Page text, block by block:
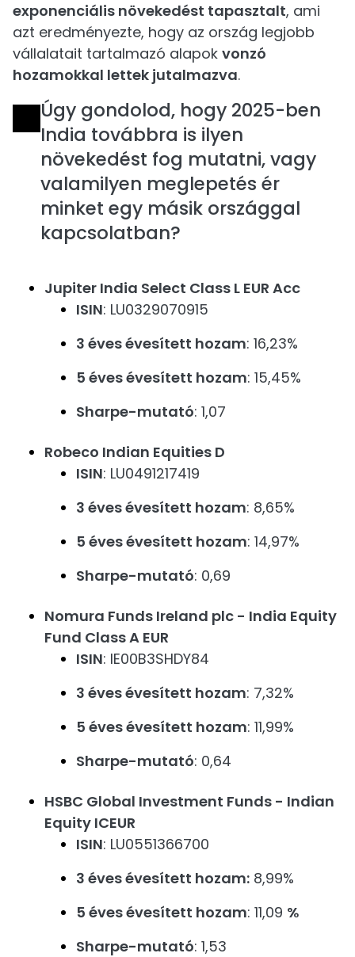
exponenciális növekedést tapasztalt, ami
azt eredményezte, hogy az ország legjobb
vállalatait tartalmazó alapok vonzó
hozamokkal lettek jutalmazva.
Úgy gondolod, hogy 2025-ben
India továbbra is ilyen
növekedést fog mutatni, vagy
valamilyen meglepetés ér
minket egy másik országgal
kapcsolatban?
Jupiter India Select Class L EUR Acc
ISIN: LU0329070915
3 éves évesített hozam: 16,23%
5 éves évesített hozam: 15,45%
Sharpe-mutató: 1,07
Robeco Indian Equities D
ISIN: LU0491217419
3 éves évesített hozam: 8,65%
5 éves évesített hozam: 14,97%
Sharpe-mutató: 0,69
Nomura Funds Ireland plc - India Equity
Fund Class A EUR
ISIN: IE00B3SHDY84
3 éves évesített hozam: 7,32%
5 éves évesített hozam: 11,99%
Sharpe-mutató: 0,64
HSBC Global Investment Funds - Indian
Equity ICEUR
ISIN: LU0551366700
3 éves évesített hozam: 8,99%
5 éves évesített hozam: 11,09 %
Sharpe-mutató: 1,53